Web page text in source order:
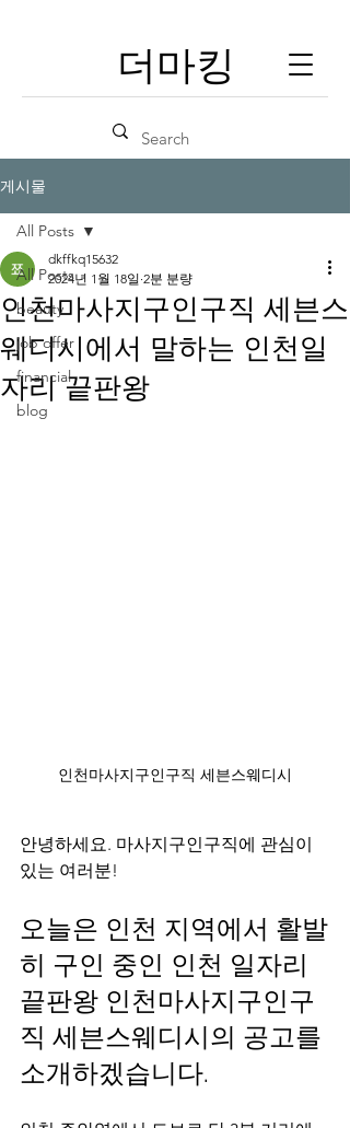
​더마킹
게시물
All Posts
beauty
job offer
financial
blog
All Posts
인천마사지구인구직 세븐스
웨디시에서 말하는 인천일
자리 끝판왕
dkffkq15632
2024년 1월 18일 2분 분량
인천마사지구인구직 세븐스웨디시
안녕하세요. 마사지구인구직에 관심이
있는 여러분!
오늘은 인천 지역에서 활발
히 구인 중인 인천 일자리
끝판왕 인천마사지구인구
직 세븐스웨디시의 공고를
소개하겠습니다.